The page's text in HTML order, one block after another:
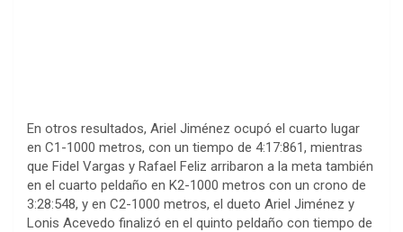
En otros resultados, Ariel Jiménez ocupó el cuarto lugar
en C1-1000 metros, con un tiempo de 4:17:861, mientras
que Fidel Vargas y Rafael Feliz arribaron a la meta también
en el cuarto peldaño en K2-1000 metros con un crono de
3:28:548, y en C2-1000 metros, el dueto Ariel Jiménez y
Lonis Acevedo finalizó en el quinto peldaño con tiempo de